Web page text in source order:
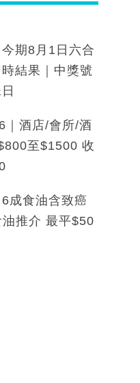
期8月1日六合
結果｜中獎號
｜酒店/會所/酒
至$1500 收
成食油含致癌
推介 最平$50